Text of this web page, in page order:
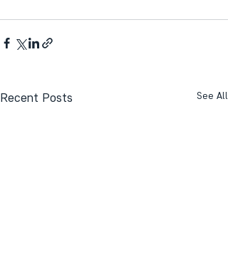
Recent Posts See All